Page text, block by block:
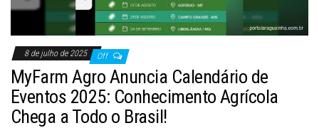
8 de julho de 2025 Off
MyFarm Agro Anuncia Calendário de
Eventos 2025: Conhecimento Agrícola
Chega a Todo o Brasil!